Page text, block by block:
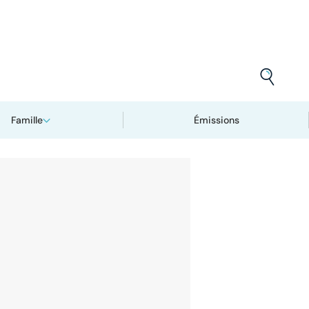
Famille Émissions